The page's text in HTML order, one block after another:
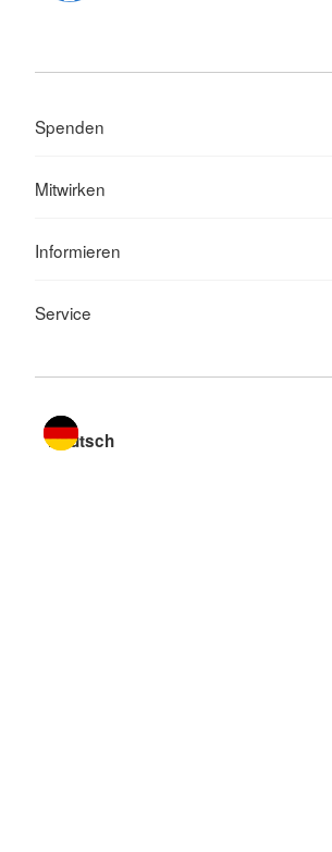
Spenden
Mitwirken
Informieren
Service
Sprache wechseln zu